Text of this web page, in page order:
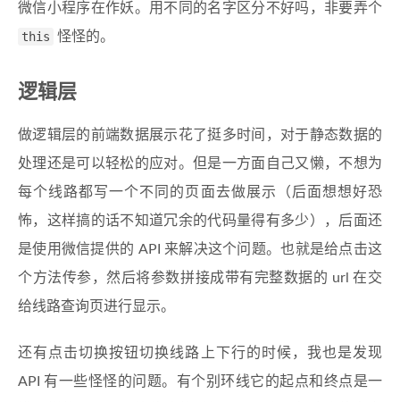
微信小程序在作妖。用不同的名字区分不好吗，非要弄个
this 怪怪的。
逻辑层
做逻辑层的前端数据展示花了挺多时间，对于静态数据的
处理还是可以轻松的应对。但是一方面自己又懒，不想为
每个线路都写一个不同的页面去做展示（后面想想好恐
怖，这样搞的话不知道冗余的代码量得有多少），后面还
是使用微信提供的 API 来解决这个问题。也就是给点击这
个方法传参，然后将参数拼接成带有完整数据的 url 在交
给线路查询页进行显示。
还有点击切换按钮切换线路上下行的时候，我也是发现
API 有一些怪怪的问题。有个别环线它的起点和终点是一